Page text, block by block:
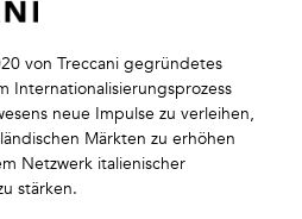
von Treccani gegründetes
Internationalisierungsprozess
neue Impulse zu verleihen,
Märkten zu erhöhen
Netzwerk italienischer
stärken.